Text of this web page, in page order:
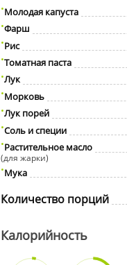
Молодая капуста
Фарш
Рис
Томатная паста
Лук
Морковь
Лук порей
Соль и специи
Растительное масло
(для жарки)
Мука
Количество порций
Калорийность